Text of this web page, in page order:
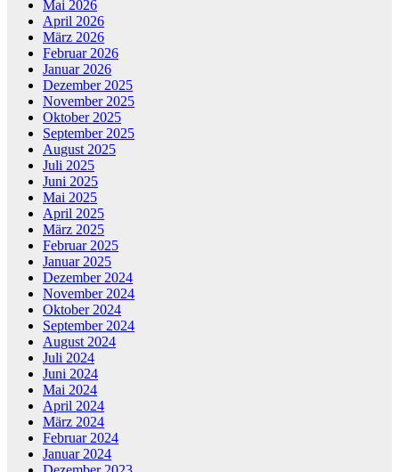
Mai 2026
April 2026
März 2026
Februar 2026
Januar 2026
Dezember 2025
November 2025
Oktober 2025
September 2025
August 2025
Juli 2025
Juni 2025
Mai 2025
April 2025
März 2025
Februar 2025
Januar 2025
Dezember 2024
November 2024
Oktober 2024
September 2024
August 2024
Juli 2024
Juni 2024
Mai 2024
April 2024
März 2024
Februar 2024
Januar 2024